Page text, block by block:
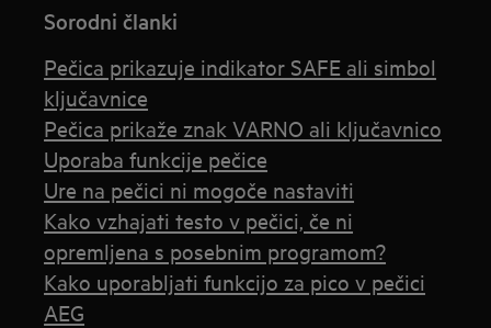
Sorodni članki
Pečica prikazuje indikator SAFE ali simbol
ključavnice
Pečica prikaže znak VARNO ali ključavnico
Uporaba funkcije pečice
Ure na pečici ni mogoče nastaviti
Kako vzhajati testo v pečici, če ni
opremljena s posebnim programom?
Kako uporabljati funkcijo za pico v pečici
AEG